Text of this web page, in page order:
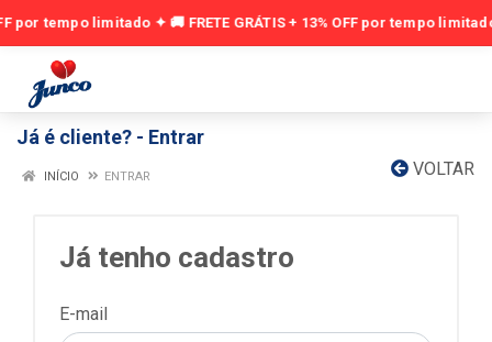
Já é cliente? - Entrar
VOLTAR
INÍCIO ENTRAR
Já tenho cadastro
E-mail